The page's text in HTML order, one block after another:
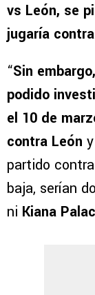
vs León, se
jugaría
“Sin
podido
el 10 de
contra León
partido
baja, serían
ni Kiana